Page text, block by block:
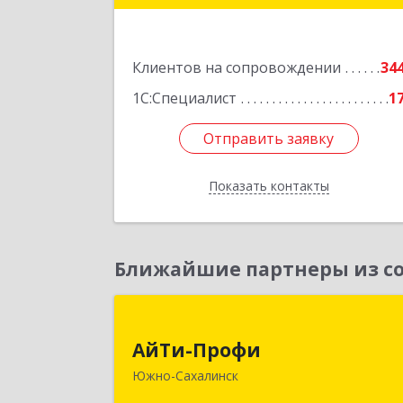
Клиентов на сопровождении
1С:Специалист
Отправить заявку
Показать контакты
Отправить заявку
Назад
Ближайшие партнеры из
АйТи-Профи
Южно-Сахалинск
693023, Сахалинская обл, город
Южно-Сахалинск г.о., Южно-